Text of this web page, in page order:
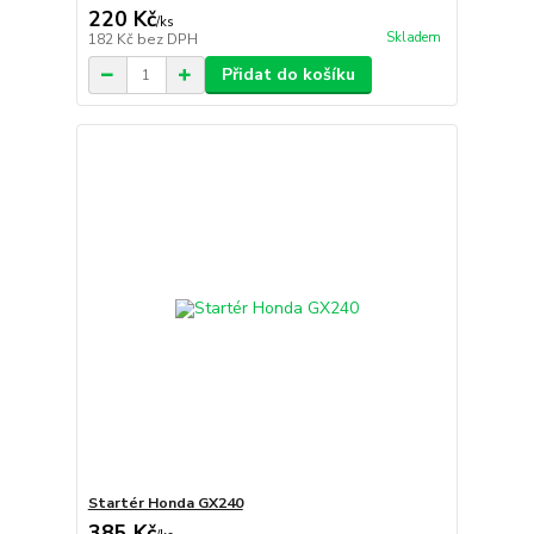
220 Kč/ks
182 Kč bez DPH Skladem
Přidat do košíku
Startér Honda GX240